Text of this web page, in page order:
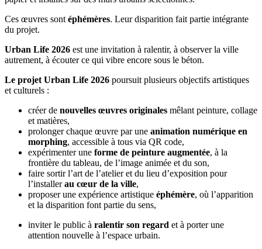
Ces œuvres sont éphémères. Leur disparition fait partie intégrante
du projet.
Urban Life 2026 est une invitation à ralentir, à observer la ville
autrement, à écouter ce qui vibre encore sous le béton.
Le projet Urban Life 2026 poursuit plusieurs objectifs artistiques
et culturels :
créer de nouvelles œuvres originales mêlant peinture, collage
et matières,
prolonger chaque œuvre par une animation numérique en
morphing, accessible à tous via QR code,
expérimenter une forme de peinture augmentée, à la
frontière du tableau, de l’image animée et du son,
faire sortir l’art de l’atelier et du lieu d’exposition pour
l’installerau cœur de la ville,
proposer une expérience artistique éphémère, où l’apparition
et la disparition font partie du sens,
inviter le public à ralentir son regard et à porter une
attention nouvelle à l’espace urbain.